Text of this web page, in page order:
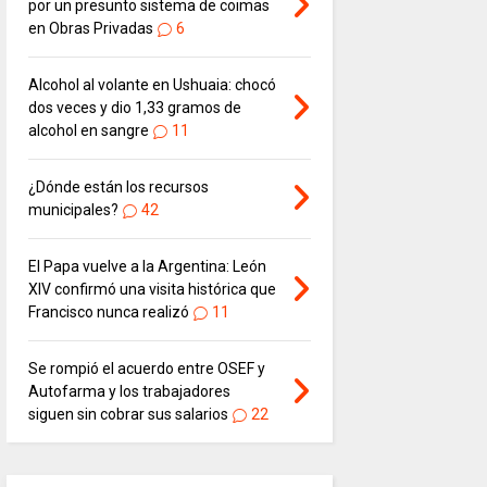
por un presunto sistema de coimas
en Obras Privadas
6
Alcohol al volante en Ushuaia: chocó
dos veces y dio 1,33 gramos de
alcohol en sangre
11
¿Dónde están los recursos
municipales?
42
El Papa vuelve a la Argentina: León
XIV confirmó una visita histórica que
Francisco nunca realizó
11
Se rompió el acuerdo entre OSEF y
Autofarma y los trabajadores
siguen sin cobrar sus salarios
22